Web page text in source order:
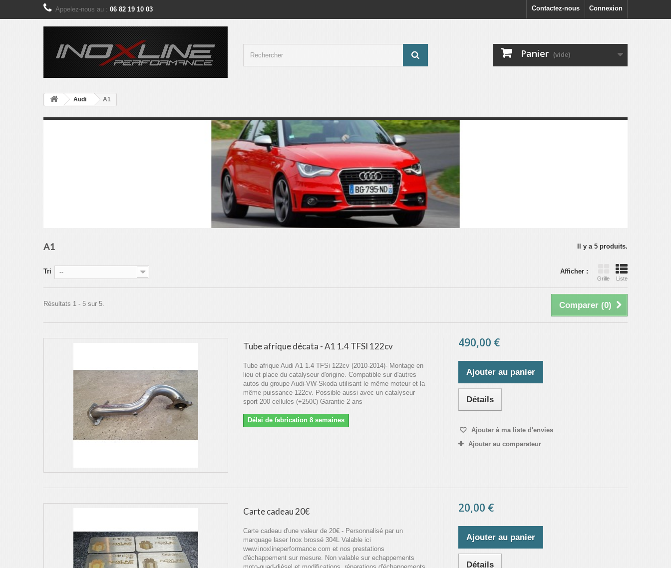
Connexion
Contactez-nous
Appelez-nous au : 06 82 19 10 03
Panier (vide)
Audi A1
A1 Il y a 5 produits.
Afficher :
Grille Liste
Tri --
Comparer (0)
Résultats 1 - 5 sur 5.
Tube afrique décata - A1 1.4 TFSI 122cv
Tube afrique Audi A1 1.4 TFSi 122cv (2010-2014)- Montage en
lieu et place du catalyseur d'origine. Compatible sur d'autres
autos du groupe Audi-VW-Skoda utilisant le même moteur et la
même puissance 122cv. Possible aussi avec un catalyseur
sport 200 cellules (+250€) Garantie 2 ans
Délai de fabrication 8 semaines
490,00 €
Ajouter au panier
Détails
Ajouter à ma liste d'envies
Ajouter au comparateur
Carte cadeau 20€
Carte cadeau d'une valeur de 20€ - Personnalisé par un
marquage laser Inox brossé 304L Valable ici
www.inoxlineperformance.com et nos prestations
d'échappement sur mesure. Non valable sur echappements
20,00 €
Ajouter au panier
Détails